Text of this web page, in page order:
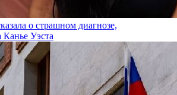
о страшном диагнозе,
Канье Уэста